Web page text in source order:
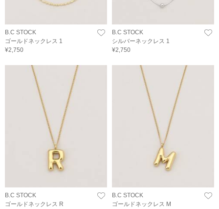
B.C STOCK
ゴールドネックレス 1
¥2,750
B.C STOCK
シルバーネックレス 1
¥2,750
B.C STOCK
ゴールドネックレス R
B.C STOCK
ゴールドネックレス M